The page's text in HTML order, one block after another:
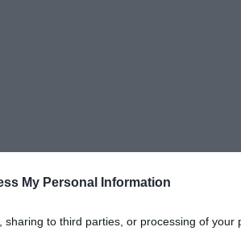
My Personal Information
sharing to third parties, or processing of your
χυδαιότητας!